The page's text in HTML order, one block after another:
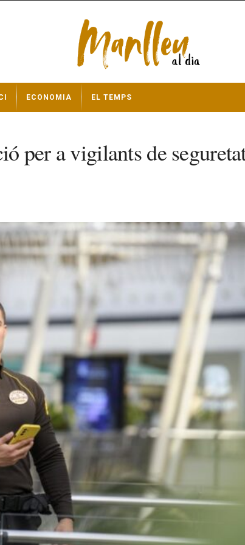
ECONOMIA EL TEMPS
per a vigilants de